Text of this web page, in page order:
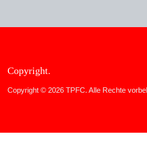
Copyright
Copyright © 2026 TPFC. Alle Rechte